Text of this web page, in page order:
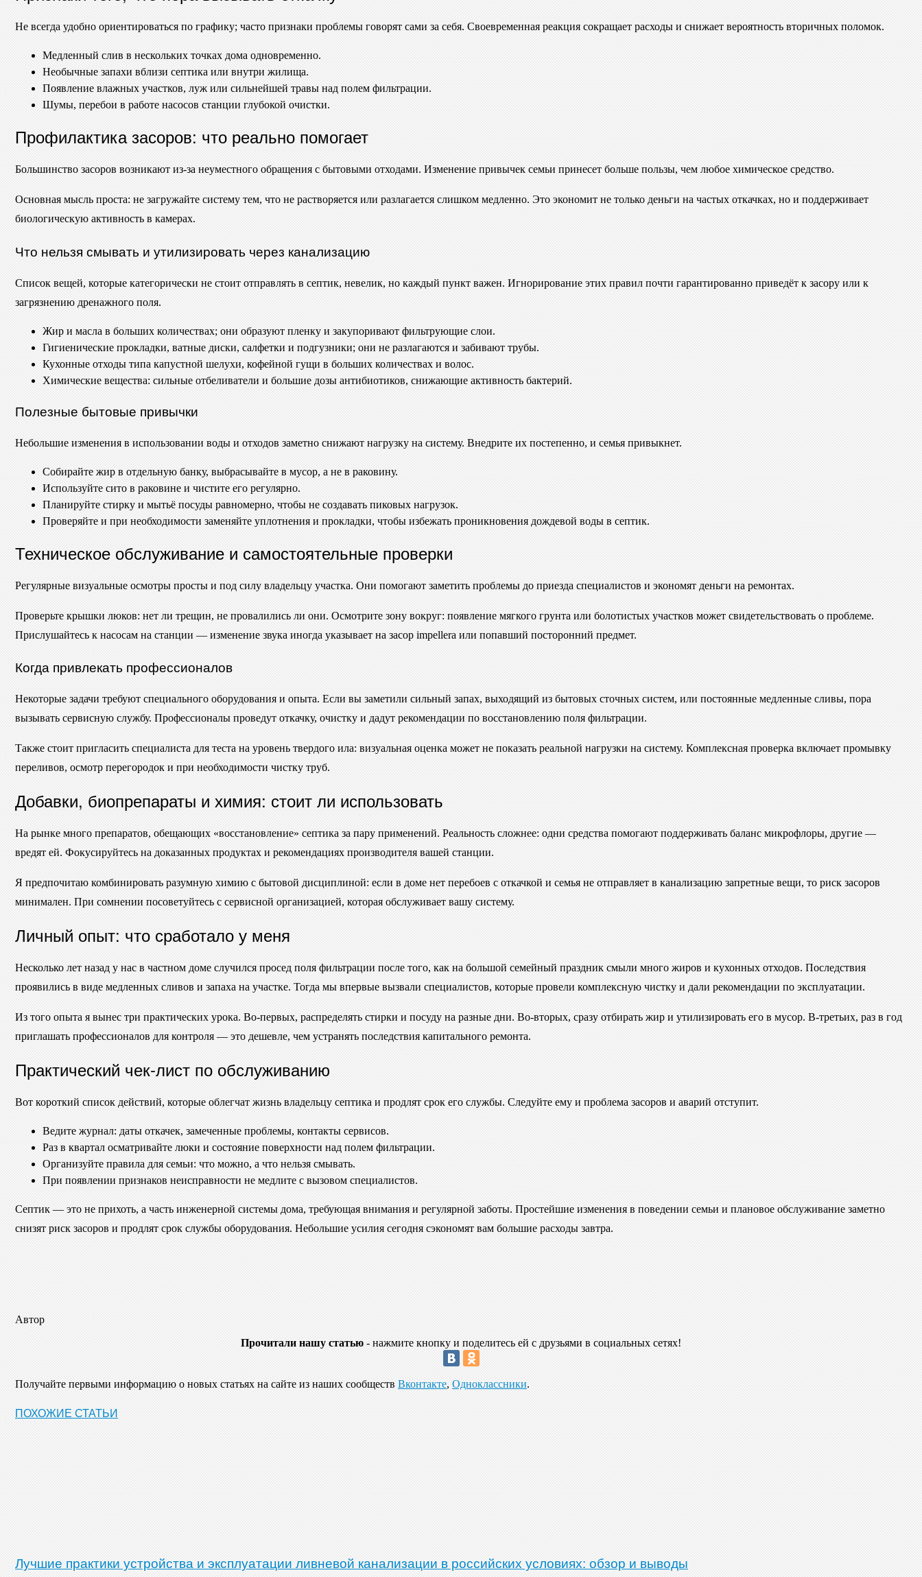
Не всегда удобно ориентироваться по графику; часто признаки проблемы говорят сами за себя. Своевременная реакция сокращает расходы и снижает вероятность вторичных поломок.
Медленный слив в нескольких точках дома одновременно.
Необычные запахи вблизи септика или внутри жилища.
Появление влажных участков, луж или сильнейшей травы над полем фильтрации.
Шумы, перебои в работе насосов станции глубокой очистки.
Профилактика засоров: что реально помогает
Большинство засоров возникают из-за неуместного обращения с бытовыми отходами. Изменение привычек семьи принесет больше пользы, чем любое химическое средство.
Основная мысль проста: не загружайте систему тем, что не растворяется или разлагается слишком медленно. Это экономит не только деньги на частых откачках, но и поддерживает
биологическую активность в камерах.
Что нельзя смывать и утилизировать через канализацию
Список вещей, которые категорически не стоит отправлять в септик, невелик, но каждый пункт важен. Игнорирование этих правил почти гарантированно приведёт к засору или к
загрязнению дренажного поля.
Жир и масла в больших количествах; они образуют пленку и закупоривают фильтрующие слои.
Гигиенические прокладки, ватные диски, салфетки и подгузники; они не разлагаются и забивают трубы.
Кухонные отходы типа капустной шелухи, кофейной гущи в больших количествах и волос.
Химические вещества: сильные отбеливатели и большие дозы антибиотиков, снижающие активность бактерий.
Полезные бытовые привычки
Небольшие изменения в использовании воды и отходов заметно снижают нагрузку на систему. Внедрите их постепенно, и семья привыкнет.
Собирайте жир в отдельную банку, выбрасывайте в мусор, а не в раковину.
Используйте сито в раковине и чистите его регулярно.
Планируйте стирку и мытьё посуды равномерно, чтобы не создавать пиковых нагрузок.
Проверяйте и при необходимости заменяйте уплотнения и прокладки, чтобы избежать проникновения дождевой воды в септик.
Техническое обслуживание и самостоятельные проверки
Регулярные визуальные осмотры просты и под силу владельцу участка. Они помогают заметить проблемы до приезда специалистов и экономят деньги на ремонтах.
Проверьте крышки люков: нет ли трещин, не провалились ли они. Осмотрите зону вокруг: появление мягкого грунта или болотистых участков может свидетельствовать о проблеме.
Прислушайтесь к насосам на станции — изменение звука иногда указывает на засор impellera или попавший посторонний предмет.
Когда привлекать профессионалов
Некоторые задачи требуют специального оборудования и опыта. Если вы заметили сильный запах, выходящий из бытовых сточных систем, или постоянные медленные сливы, пора
вызывать сервисную службу. Профессионалы проведут откачку, очистку и дадут рекомендации по восстановлению поля фильтрации.
Также стоит пригласить специалиста для теста на уровень твердого ила: визуальная оценка может не показать реальной нагрузки на систему. Комплексная проверка включает промывку
переливов, осмотр перегородок и при необходимости чистку труб.
Добавки, биопрепараты и химия: стоит ли использовать
На рынке много препаратов, обещающих «восстановление» септика за пару применений. Реальность сложнее: одни средства помогают поддерживать баланс микрофлоры, другие —
вредят ей. Фокусируйтесь на доказанных продуктах и рекомендациях производителя вашей станции.
Я предпочитаю комбинировать разумную химию с бытовой дисциплиной: если в доме нет перебоев с откачкой и семья не отправляет в канализацию запретные вещи, то риск засоров
минимален. При сомнении посоветуйтесь с сервисной организацией, которая обслуживает вашу систему.
Личный опыт: что сработало у меня
Несколько лет назад у нас в частном доме случился просед поля фильтрации после того, как на большой семейный праздник смыли много жиров и кухонных отходов. Последствия
проявились в виде медленных сливов и запаха на участке. Тогда мы впервые вызвали специалистов, которые провели комплексную чистку и дали рекомендации по эксплуатации.
Из того опыта я вынес три практических урока. Во-первых, распределять стирки и посуду на разные дни. Во-вторых, сразу отбирать жир и утилизировать его в мусор. В-третьих, раз в год
приглашать профессионалов для контроля — это дешевле, чем устранять последствия капитального ремонта.
Практический чек-лист по обслуживанию
Вот короткий список действий, которые облегчат жизнь владельцу септика и продлят срок его службы. Следуйте ему и проблема засоров и аварий отступит.
Ведите журнал: даты откачек, замеченные проблемы, контакты сервисов.
Раз в квартал осматривайте люки и состояние поверхности над полем фильтрации.
Организуйте правила для семьи: что можно, а что нельзя смывать.
При появлении признаков неисправности не медлите с вызовом специалистов.
Септик — это не прихоть, а часть инженерной системы дома, требующая внимания и регулярной заботы. Простейшие изменения в поведении семьи и плановое обслуживание заметно
снизят риск засоров и продлят срок службы оборудования. Небольшие усилия сегодня сэкономят вам большие расходы завтра.
Автор
Прочитали нашу статью - нажмите кнопку и поделитесь ей с друзьями в социальных сетях!
Получайте первыми информацию о новых статьях на сайте из наших сообществ Вконтакте, Одноклассники.
ПОХОЖИЕ СТАТЬИ
Лучшие практики устройства и эксплуатации ливневой канализации в российских условиях: обзор и выводы